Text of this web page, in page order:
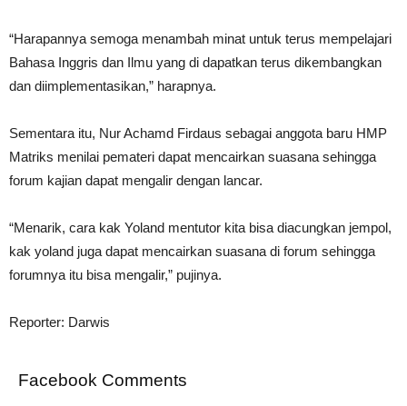
“Harapannya semoga menambah minat untuk terus mempelajari
Bahasa Inggris dan Ilmu yang di dapatkan terus dikembangkan
dan diimplementasikan,” harapnya.
Sementara itu, Nur Achamd Firdaus sebagai anggota baru HMP
Matriks menilai pemateri dapat mencairkan suasana sehingga
forum kajian dapat mengalir dengan lancar.
“Menarik, cara kak Yoland mentutor kita bisa diacungkan jempol,
kak yoland juga dapat mencairkan suasana di forum sehingga
forumnya itu bisa mengalir,” pujinya.
Reporter: Darwis
Facebook Comments